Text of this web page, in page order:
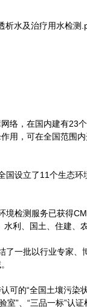
，在国内建有23
用，可在全国范围
设立了11个生态环
检测服务已获得
利、国土、住建、
一批以行业专家、
的“全国土壤污染
室”、“三品一标”认